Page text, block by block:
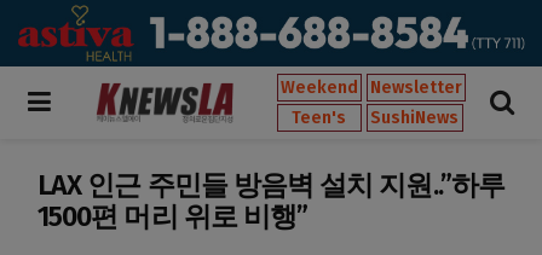
Weekend
Newsletter
Teen's
SushiNews
LAX 인근 주민들 방음벽 설치 지원..”하루
1500편 머리 위로 비행”